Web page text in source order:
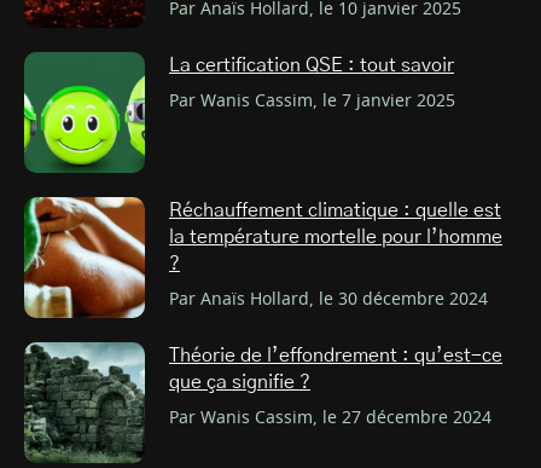
Par Anaïs Hollard, le 10 janvier 2025
La certification QSE : tout savoir
Par Wanis Cassim, le 7 janvier 2025
Réchauffement climatique : quelle est
la température mortelle pour l’homme
?
Par Anaïs Hollard, le 30 décembre 2024
Théorie de l’effondrement : qu’est-ce
que ça signifie ?
Par Wanis Cassim, le 27 décembre 2024